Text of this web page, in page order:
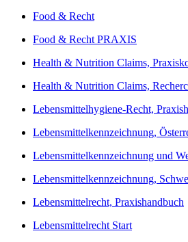
Food & Recht
Food & Recht PRAXIS
Health & Nutrition Claims,
Health & Nutrition Claims,
Lebensmittelhygiene-Recht,
Lebensmittelkennzeichnung,
Lebensmittelkennzeichnung und
Lebensmittelkennzeichnung,
Lebensmittelrecht, Praxishandbuch
Lebensmittelrecht Start